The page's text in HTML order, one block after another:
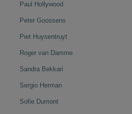
Paul Hollywood
Peter Goossens
Piet Huysentruyt
Roger van Damme
Sandra Bekkari
Sergio Herman
Sofie Dumont